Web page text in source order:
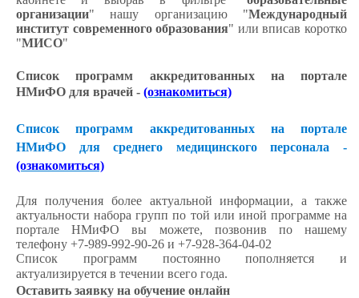
организации" нашу организацию "Международный
институт современного образования" или вписав коротко
"МИСО"
Список программ аккредитованных на портале
НМиФО для врачей - (ознакомиться)
Список программ аккредитованных на портале
НМиФО для среднего медицинского персонала -
(ознакомиться)
Для получения более актуальной информации, а также
актуальности набора групп по той или иной программе на
портале НМиФО вы можете, позвонив по нашему
телефону +7-989-992-90-26 и +7-928-364-04-02
Список программ постоянно пополняется и
актуализируется в течении всего года.
Оставить заявку на обучение онлайн